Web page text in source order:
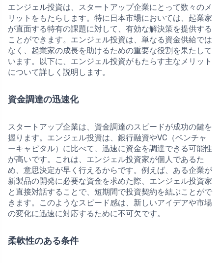
エンジェル投資は、スタートアップ企業にとって数々のメ
リットをもたらします。特に日本市場においては、起業家
が直面する特有の課題に対して、有効な解決策を提供する
ことができます。エンジェル投資は、単なる資金供給では
なく、起業家の成長を助けるための重要な役割を果たして
います。以下に、エンジェル投資がもたらす主なメリット
について詳しく説明します。
資金調達の迅速化
スタートアップ企業は、資金調達のスピードが成功の鍵を
握ります。エンジェル投資は、銀行融資やVC（ベンチャ
ーキャピタル）に比べて、迅速に資金を調達できる可能性
が高いです。これは、エンジェル投資家が個人であるた
め、意思決定が早く行えるからです。例えば、ある企業が
新製品の開発に必要な資金を求めた際、エンジェル投資家
と直接対話することで、短期間で投資契約を結ぶことがで
きます。このようなスピード感は、新しいアイデアや市場
の変化に迅速に対応するために不可欠です。
柔軟性のある条件